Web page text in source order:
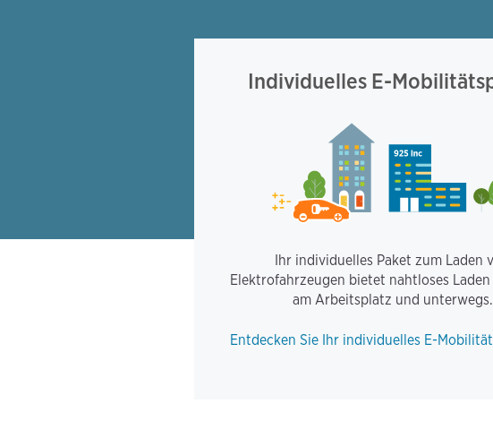
Individuelles E-
Ihr individuelles Paket zum Laden
Elektrofahrzeugen bietet nahtloses Laden
am Arbeitsplatz und unterwegs.
Entdecken Sie Ihr individuelles E-